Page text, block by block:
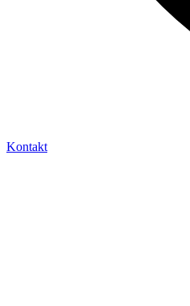
Kontakt